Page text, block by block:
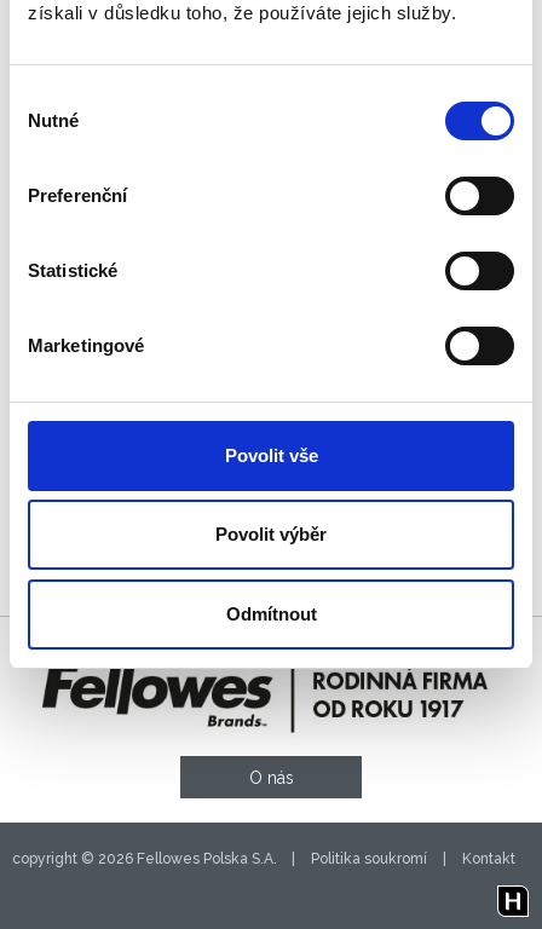
získali v důsledku toho, že používáte jejich služby.
souhlasu
Nutné
Preferenční
Statistické
Marketingové
Povolit vše
Povolit výběr
Odmítnout
Filter
Odolná krabice s ergonomickými rukojetěmi a systémem automatického
Vyberte k porovnání
O nás
copyright © 2026 Fellowes Polska S.A. | Politika soukromí Kontakt